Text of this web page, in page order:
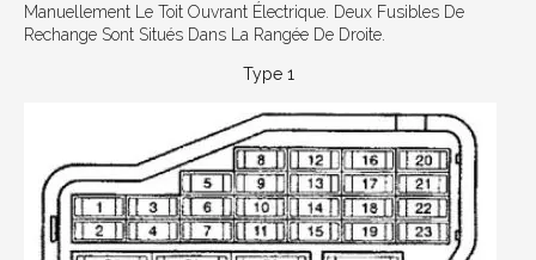
Manuellement Le Toit Ouvrant Électrique. Deux Fusibles De
Rechange Sont Situés Dans La Rangée De Droite.
Type 1